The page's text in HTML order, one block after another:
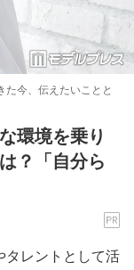
た今、伝えたいことと
環境を乗り
？「自分ら
タレントとして活